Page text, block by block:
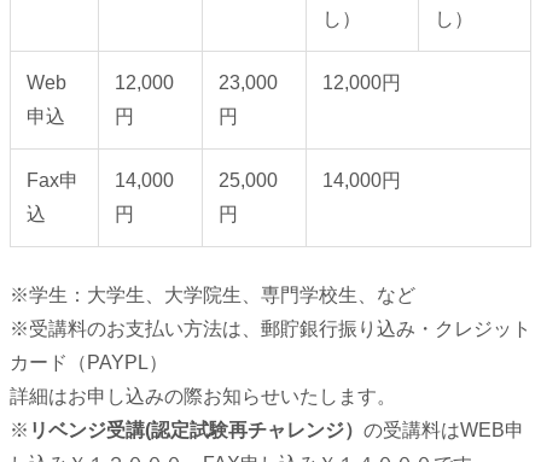
し）
し）
Web
申込
12,000
円
23,000
円
12,000円
Fax申
込
14,000
円
25,000
円
14,000円
※学生：大学生、大学院生、専門学校生、など
※受講料のお支払い方法は、郵貯銀行振り込み・クレジット
カード（PAYPL）
詳細はお申し込みの際お知らせいたします。
※ リベンジ受講(認定試験再チャレンジ） の受講料はWEB申